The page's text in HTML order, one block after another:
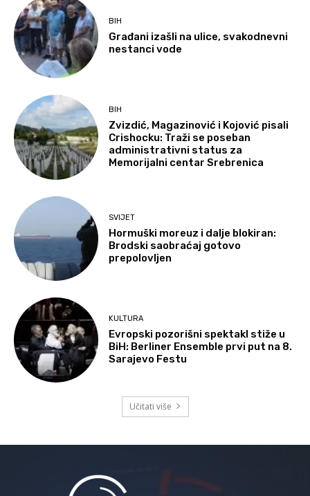
BIH
Građani izašli na ulice, svakodnevni
nestanci vode
BIH
Zvizdić, Magazinović i Kojović pisali
Crishocku: Traži se poseban
administrativni status za
Memorijalni centar Srebrenica
SVIJET
Hormuški moreuz i dalje blokiran:
Brodski saobraćaj gotovo
prepolovljen
KULTURA
Evropski pozorišni spektakl stiže u
BiH: Berliner Ensemble prvi put na 8.
Sarajevo Festu
Učitati više